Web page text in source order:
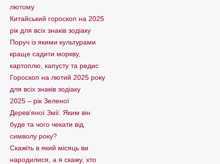
лютому
Китайський гороскоп на 2025
рік для всіх знаків зодіаку
Поруч із якими культурами
краще садити моркву,
картоплю, капусту та редис
Гороскоп на лютий 2025 року
для всіх знаків зодіаку
2025 – рік Зеленої
Дерев’яної Змії. Яким він
буде та чого чекати від
символу року?
Скажіть в який місяць ви
народилися, а я скажу, хто